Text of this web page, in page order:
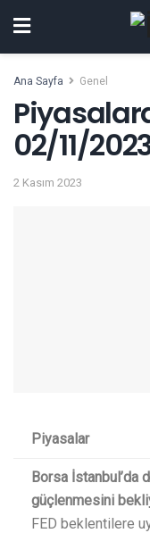
Ana Sayfa Genel
02/11/
2 Kasım 2023
Piyasalar
Borsa İstanbul’da
güçlenmesini
FED beklentilere